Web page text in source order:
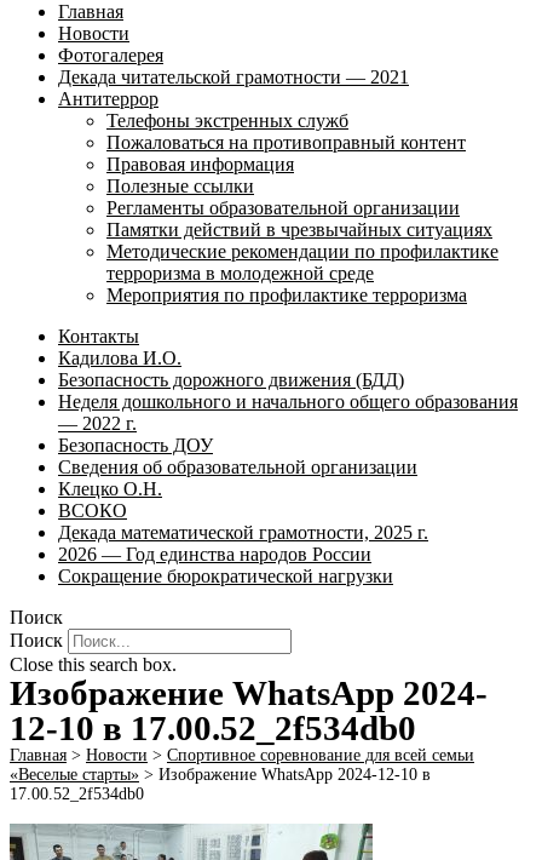
Главная
Новости
Фотогалерея
Декада читательской грамотности — 2021
Антитеррор
Телефоны экстренных служб
Пожаловаться на противоправный контент
Правовая информация
Полезные ссылки
Регламенты образовательной организации
Памятки действий в чрезвычайных ситуациях
Методические рекомендации по профилактике
терроризма в молодежной среде
Мероприятия по профилактике терроризма
Контакты
Кадилова И.О.
Безопасность дорожного движения (БДД)
Неделя дошкольного и начального общего образования
— 2022 г.
Безопасность ДОУ
Сведения об образовательной организации
Клецко О.Н.
ВСОКО
Декада математической грамотности, 2025 г.
2026 — Год единства народов России
Сокращение бюрократической нагрузки
Поиск
Поиск
Close this search box.
Изображение WhatsApp 2024-
12-10 в 17.00.52_2f534db0
Главная > Новости > Спортивное соревнование для всей семьи
«Веселые старты» > Изображение WhatsApp 2024-12-10 в
17.00.52_2f534db0